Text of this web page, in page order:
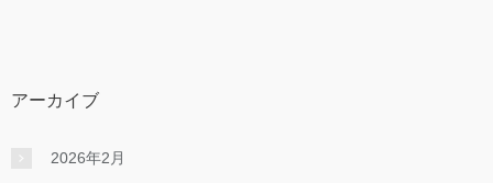
アーカイブ
2026年2月